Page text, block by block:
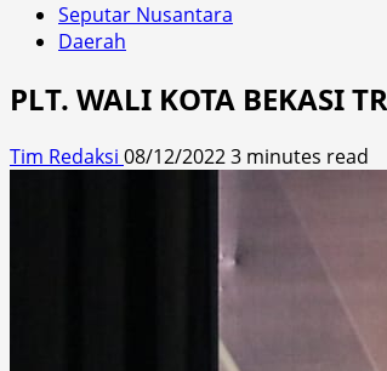
Seputar Nusantara
Daerah
PLT. WALI KOTA BEKASI
Tim Redaksi 08/12/20223 minutes read